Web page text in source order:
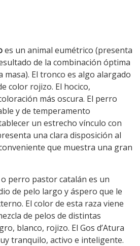
es un animal eumétrico (presenta
de la combinación óptima
masa). El tronco es algo alargado
color rojizo. El hocico,
más oscura. El perro
y de temperamento
un estrecho vínculo con
una clara disposición al
que muestra una gran
o perro pastor catalán es un
de pelo largo y áspero que le
El color de esta raza viene
de pelos de distintas
blanco, rojizo. El Gos d’Atura
tranquilo, activo e inteligente.